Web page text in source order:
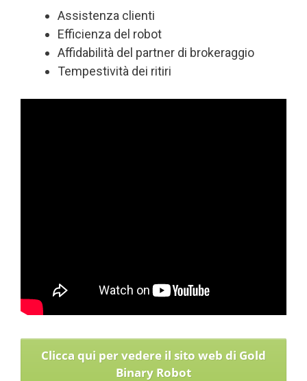
Assistenza clienti
Efficienza del robot
Affidabilità del partner di brokeraggio
Tempestività dei ritiri
Clicca qui per vedere il sito web di Gold
Binary Robot